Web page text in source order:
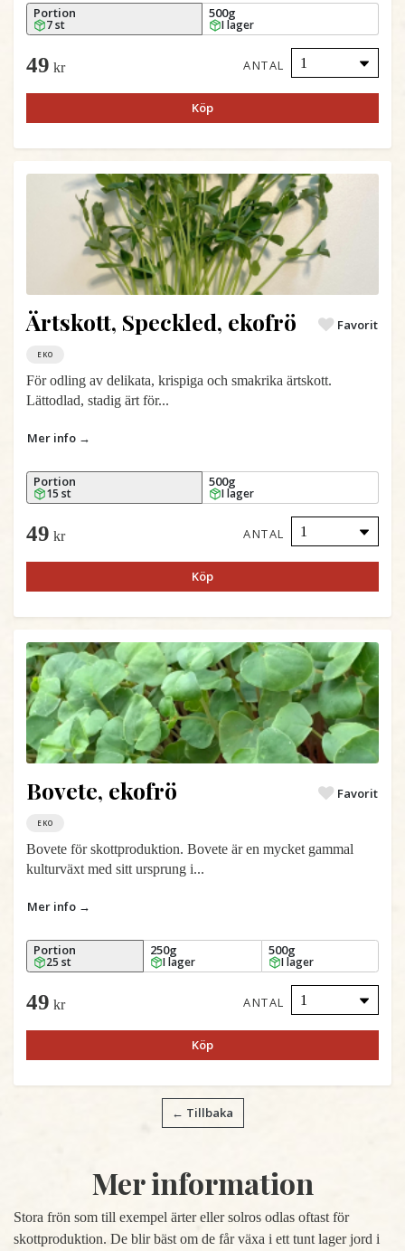
Portion
7 st
500g
I lager
49 kr ANTAL
Köp
Ärtskott, Speckled, ekofrö Favorit
EKO
För odling av delikata, krispiga och smakrika ärtskott.
Lättodlad, stadig ärt för...
Mer info →
Portion
15 st
500g
I lager
49 kr ANTAL
Köp
Bovete, ekofrö Favorit
EKO
Bovete för skottproduktion. Bovete är en mycket gammal
kulturväxt med sitt ursprung i...
Mer info →
Portion
25 st
250g
I lager
500g
I lager
49 kr ANTAL
Köp
← Tillbaka
Mer information
Stora frön som till exempel ärter eller solros odlas oftast för
skottproduktion. De blir bäst om de får växa i ett tunt lager jord i